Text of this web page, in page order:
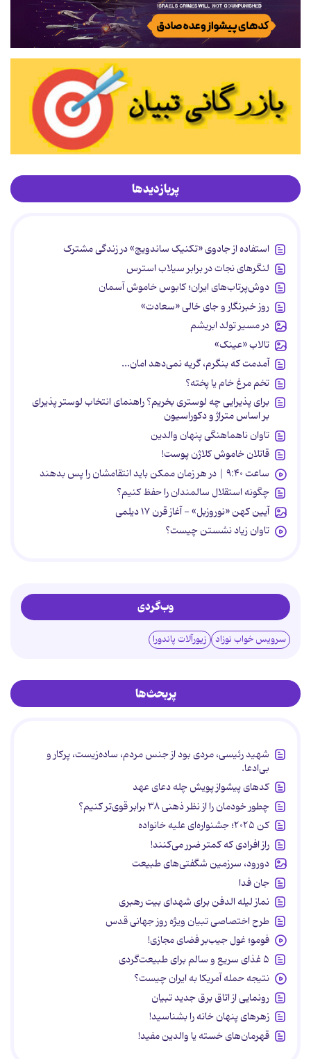
پربازدیدها
استفاده از جادوی «تکنیک ساندویچ» در زندگی مشترک
لنگرهای نجات در برابر سیلاب استرس
دوش‌پرتاب‌های ایران؛ کابوس خاموش آسمان
روز خبرنگار و جای خالی «سعادت»
در مسیر تولد ابریشم
تالاب «عینک»
آمدمت که بنگرم، گریه نمی‌دهد امان...
تخم مرغ خام یا پخته؟
برای پذیرایی چه لوستری بخریم؟ راهنمای انتخاب لوستر پذیرای
بر اساس متراژ و دکوراسیون
تاوان ناهماهنگی پنهان والدین
قاتلان خاموش کلاژن پوست!
ساعت ۹:۴۰ | در هر زمان ممکن باید انتقامشان را پس بدهند
چگونه استقلال سالمندان را حفظ کنیم؟
آیین کهن «نوروزبل» - آغاز قرن ۱۷ دیلمی
تاوان زیاد نشستن چیست؟
وب‌گردی
سرویس خواب نوزاد زیورآلات پاندورا
پربحث‌ها
شهید رئیسی، مردی بود از جنس مردم، ساده‌زیست، پرکار و
بی‌ادعا.
کدهای پیشواز پویش چله دعای عهد
چطور خودمان را از نظر ذهنی ۳۸ برابر قوی‌تر کنیم؟
کن ۲۰۲۵؛ جشنواره‌ای علیه خانواده
راز افرادی که کمتر ضرر می‌کنند!
دورود، سرزمین شگفتی‌های طبیعت
جان فدا
نماز لیله الدفن برای شهدای بیت رهبری
طرح اختصاصی تبیان ویژه روز جهانی قدس
فومو؛ غول جیب‌بر فضای مجازی!
۵ غذای سریع و سالم برای طبیعت‌گردی
نتیجه حمله آمریکا به ایران چیست؟
رونمایی از اتاق برق جدید تبیان
زهرهای پنهان خانه را بشناسید!
قهرمان‌های خسته یا والدین مفید!